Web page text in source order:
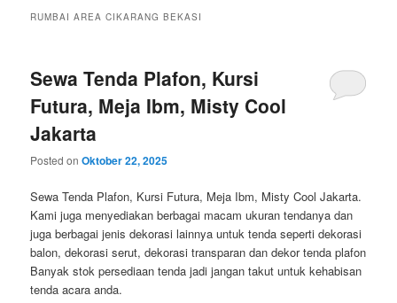
RUMBAI AREA CIKARANG BEKASI
Sewa Tenda Plafon, Kursi
Futura, Meja Ibm, Misty Cool
Jakarta
Posted onOktober 22, 2025
Sewa Tenda Plafon, Kursi Futura, Meja Ibm, Misty Cool Jakarta.
Kami juga menyediakan berbagai macam ukuran tendanya dan
juga berbagai jenis dekorasi lainnya untuk tenda seperti dekorasi
balon, dekorasi serut, dekorasi transparan dan dekor tenda plafon
Banyak stok persediaan tenda jadi jangan takut untuk kehabisan
tenda acara anda.